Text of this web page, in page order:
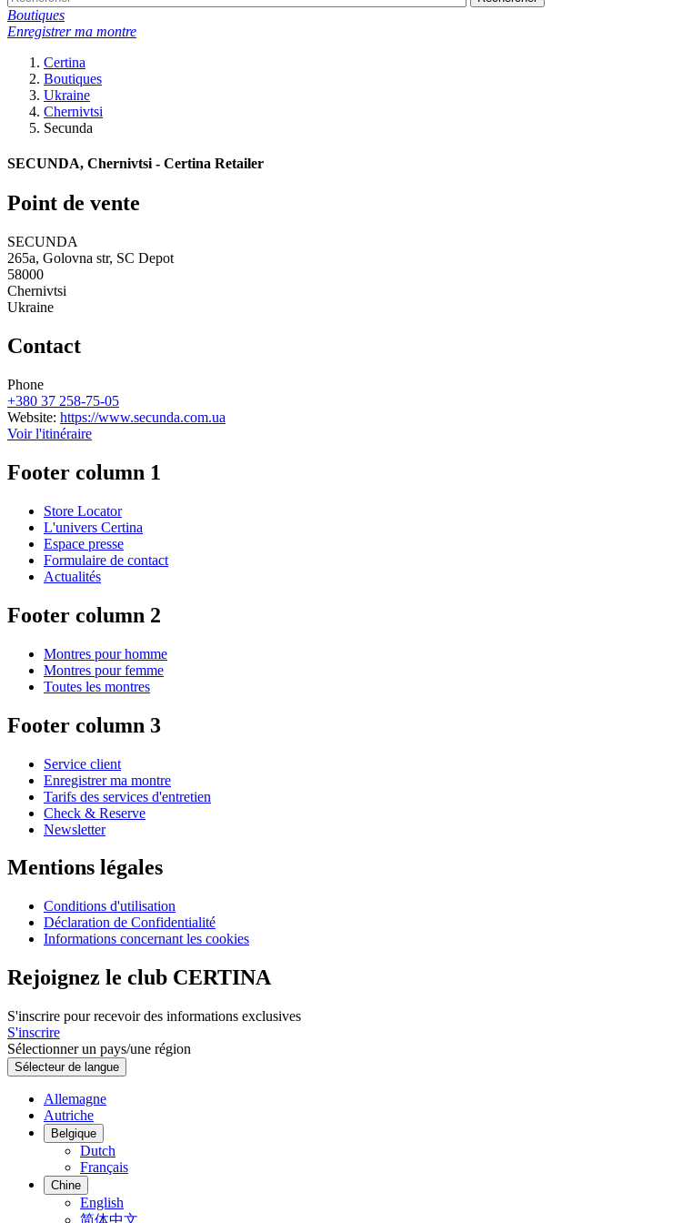
Boutiques
Enregistrer ma montre
Certina
Boutiques
Ukraine
Chernivtsi
Secunda
SECUNDA, Chernivtsi - Certina Retailer
Point de vente
SECUNDA
265a, Golovna str, SC Depot
58000
Chernivtsi
Ukraine
Contact
Phone
+380 37 258-75-05
Website: https://www.secunda.com.ua
Voir l'itinéraire
Footer column 1
Store Locator
L'univers Certina
Espace presse
Formulaire de contact
Actualités
Footer column 2
Montres pour homme
Montres pour femme
Toutes les montres
Footer column 3
Service client
Enregistrer ma montre
Tarifs des services d'entretien
Check & Reserve
Newsletter
Mentions légales
Conditions d'utilisation
Déclaration de Confidentialité
Informations concernant les cookies
Rejoignez le club CERTINA
S'inscrire pour recevoir des informations exclusives
S'inscrire
Sélectionner un pays/une région
Sélecteur de langue
Allemagne
Autriche
Belgique
Dutch
Français
Chine
English